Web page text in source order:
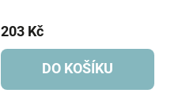
203 Kč
DO KOŠÍKU